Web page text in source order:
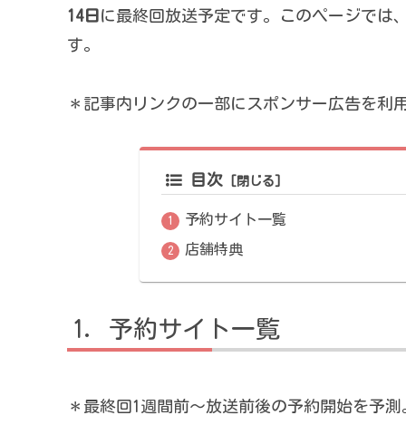
14日 に最終回放送予定です。このページでは
す。
＊記事内リンクの一部にスポンサー広告を利
目次
予約サイト一覧
店舗特典
予約サイト一覧
＊最終回1週間前～放送前後の予約開始を予